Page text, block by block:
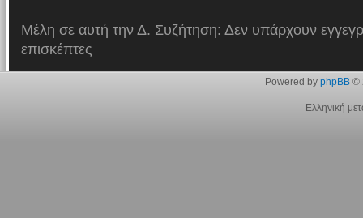
Μέλη σε αυτή την Δ. Συζήτηση: Δεν υπάρχουν
επισκέπτες
Powered by phpBB©
Ελληνική